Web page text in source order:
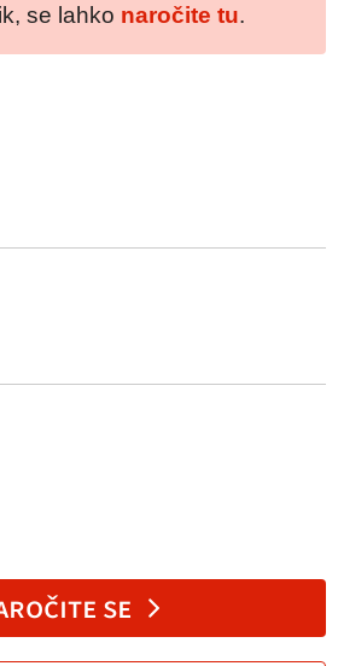
se lahko naročite tu.
se